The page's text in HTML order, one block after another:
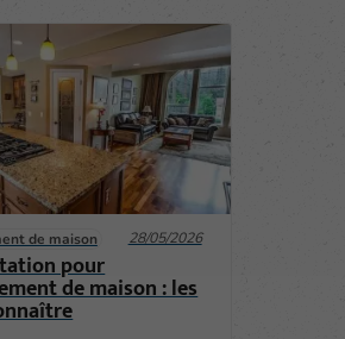
de maison 28/05/2026
pour
de maison : les